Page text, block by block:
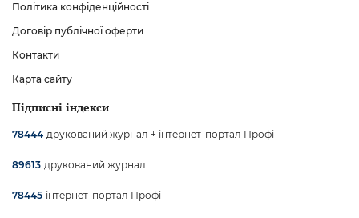
Політика конфіденційності
Договір публічної оферти
Контакти
Карта сайту
Підписні індекси
78444 друкований журнал + інтернет-портал Профі
89613 друкований журнал
78445 інтернет-портал Профі